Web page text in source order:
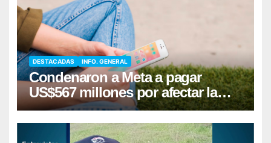
DESTACADAS INFO. GENERAL
Condenaron a Meta a pagar
US$567 millones por afectar la
salud mental de niños